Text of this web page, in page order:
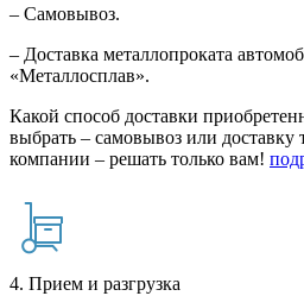
– Самовывоз.
– Доставка металлопроката
«Металлосплав».
Какой способ доставки
выбрать – самовывоз или доставку
компании – решать только вам!
4. Прием и разгрузка